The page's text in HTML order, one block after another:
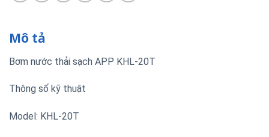
Mô tả
Bơm nước thải sạch APP KHL-20T
Thông số kỹ thuật
Model: KHL-20T